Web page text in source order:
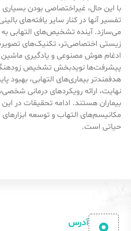
با این حال، غیراختصاصی بودن بسیاری
تفسیر آنها در کنار سایر یافته‌های
می‌سازد. آینده تشخیص‌های التهابی
زیستی اختصاصی‌تر، تکنیک‌های
ادغام هوش مصنوعی و یادگیری
پیشرفت‌ها نویدبخش تشخیص
هدفمندتر بیماری‌های التهابی، بهبود
نهایت، ارائه رویکردهای درمانی
بیماران هستند. ادامه تحقیقات در
مکانیسم‌های التهاب و توسعه
حیاتی است.
آدرس